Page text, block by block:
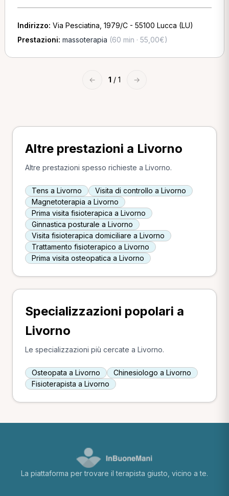
Indirizzo: Via Pesciatina, 1979/C - 55100 Lucca (LU)
Prestazioni: massoterapia (60 min · 55,00€)
← 1 / 1 →
Altre prestazioni a Livorno
Altre prestazioni spesso richieste a Livorno.
Tens a Livorno
Visita di controllo a Livorno
Magnetoterapia a Livorno
Prima visita fisioterapica a Livorno
Ginnastica posturale a Livorno
Visita fisioterapica domiciliare a Livorno
Trattamento fisioterapico a Livorno
Prima visita osteopatica a Livorno
Specializzazioni popolari a
Livorno
Le specializzazioni più cercate a Livorno.
Osteopata a Livorno
Chinesiologo a Livorno
Fisioterapista a Livorno
La piattaforma per trovare il terapista giusto, vicino a te.